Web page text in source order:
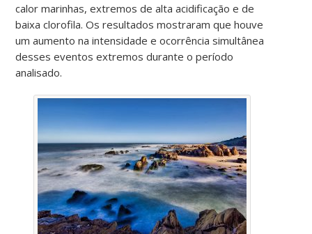
calor marinhas, extremos de alta acidificação e de
baixa clorofila. Os resultados mostraram que houve
um aumento na intensidade e ocorrência simultânea
desses eventos extremos durante o período
analisado.